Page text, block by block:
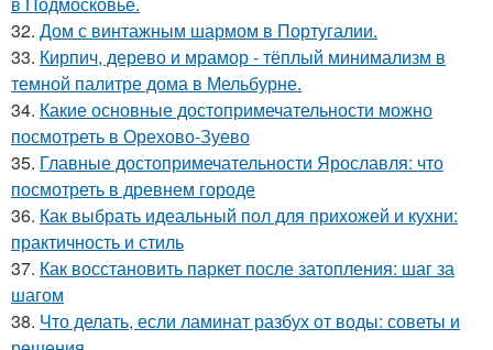
32. Дом с винтажным шармом в Португалии.
33. Кирпич, дерево и мрамор - тёплый минимализм в
темной палитре дома в Мельбурне.
34. Какие основные достопримечательности можно
посмотреть в Орехово-Зуево
35. Главные достопримечательности Ярославля: что
посмотреть в древнем городе
36. Как выбрать идеальный пол для прихожей и кухни:
практичность и стиль
37. Как восстановить паркет после затопления: шаг за
шагом
38. Что делать, если ламинат разбух от воды: советы и